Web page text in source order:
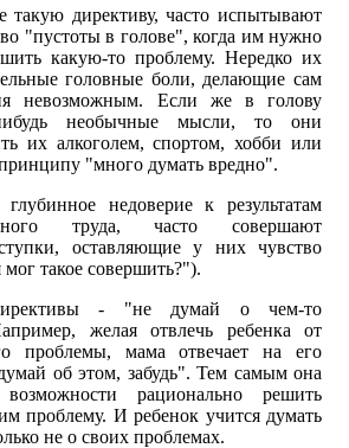
директиву, часто испытывают
"пустоты в голове", когда им нужно
какую-то проблему. Нередко их
головные боли, делающие сам
невозможным. Если же в голову
нибудь необычные мысли, то они
их алкоголем, спортом, хобби или
"много думать вредно".
недоверие к результатам
труда, часто совершают
оставляющие у них чувство
такое совершить?").
- "не думай о чем-то
желая отвлечь ребенка от
проблемы, мама отвечает на его
об этом, забудь". Тем самым она
рационально решить
проблему. И ребенок учится думать
не о своих проблемах.